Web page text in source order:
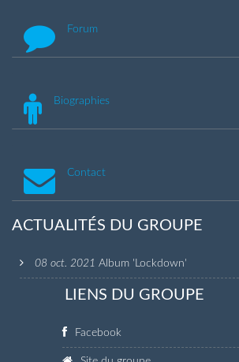
Forum
Biographies
Contact
ACTUALITÉS DU GROUPE
08 oct. 2021 Album 'Lockdown'
LIENS DU GROUPE
Facebook